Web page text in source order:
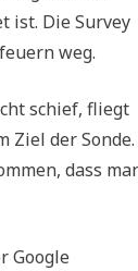
ist. Die Survey
weg.
schief, fliegt
Ziel der Sonde.
dass
Google